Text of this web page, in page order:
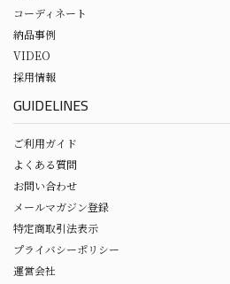
コーディネート
納品事例
VIDEO
採用情報
GUIDELINES
ご利用ガイド
よくある質問
お問い合わせ
メールマガジン登録
特定商取引法表示
プライバシーポリシー
運営会社